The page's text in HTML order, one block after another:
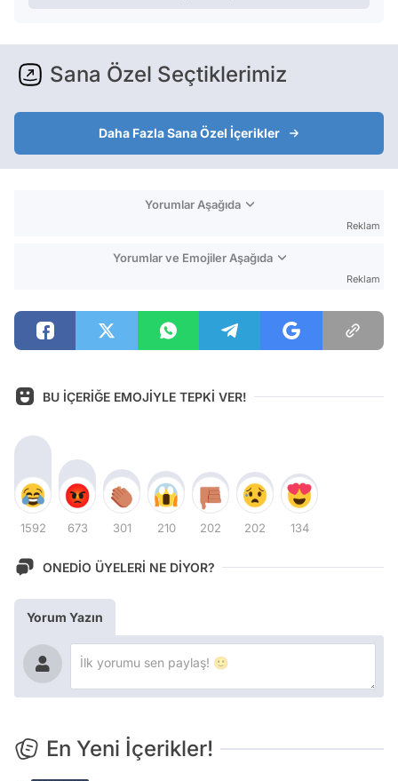
Sana Özel Seçtiklerimiz
Daha Fazla Sana Özel İçerikler
Yorumlar Aşağıda
Reklam
Yorumlar ve Emojiler Aşağıda
Reklam
BU İÇERİĞE EMOJİYLE TEPKİ VER!
1592 673 301 210 202 202 134
ONEDİO ÜYELERİ NE DİYOR?
Yorum Yazın
En Yeni İçerikler!